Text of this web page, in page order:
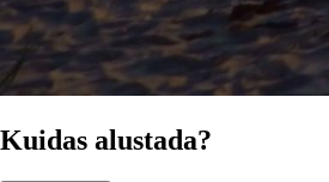
Kuidas alustada?